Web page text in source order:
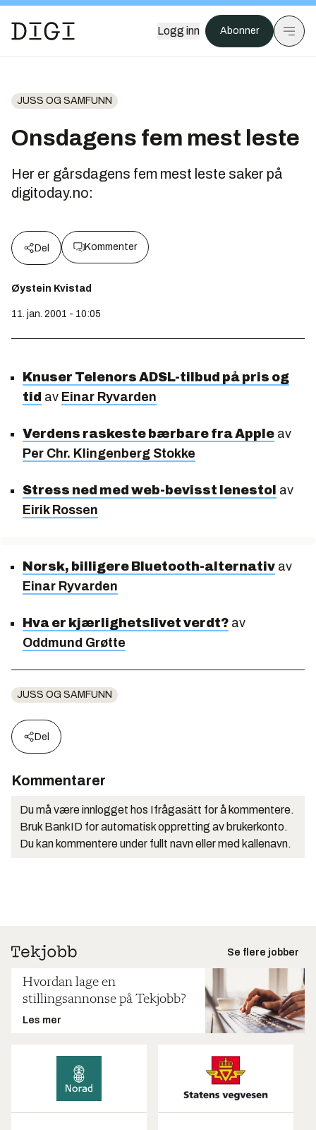
Logg inn Abonner
JUSS OG SAMFUNN
Onsdagens fem mest leste
Her er gårsdagens fem mest leste saker på
digitoday.no:
Del Kommenter
Øystein Kvistad
11. jan. 2001 - 10:05
Knuser Telenors ADSL-tilbud på pris og
tid av Einar Ryvarden
Verdens raskeste bærbare fra Apple av
Per Chr. Klingenberg Stokke
Stress ned med web-bevisst lenestol av
Eirik Rossen
Norsk, billigere Bluetooth-alternativ av
Einar Ryvarden
Hva er kjærlighetslivet verdt? av
Oddmund Grøtte
JUSS OG SAMFUNN
Del
Kommentarer
Du må være innlogget hos Ifrågasätt for å kommentere.
Bruk BankID for automatisk oppretting av brukerkonto.
Du kan kommentere under fullt navn eller med kallenavn.
Se flere jobber
Hvordan lage en
stillingsannonse på Tekjobb?
Les mer